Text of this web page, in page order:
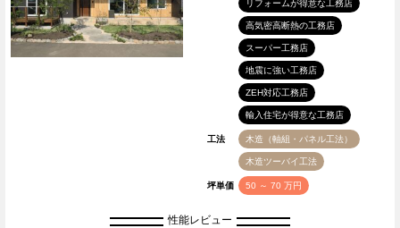
リフォームが得意な工務店
高気密高断熱の工務店
スーパー工務店
地震に強い工務店
ZEH対応工務店
輸入住宅が得意な工務店
工法 木造（軸組・パネル工法）
木造ツーバイ工法
坪単価 50 ～ 70 万円
性能レビュー